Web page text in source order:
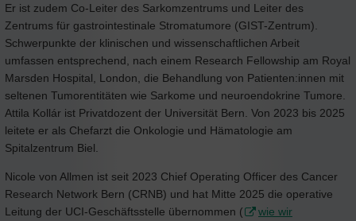
Er ist zudem Co-Leiter des Sarkomzentrums und Leiter des
Zentrums für gastrointestinale Stromatumore (GIST-Zentrum).
Schwerpunkte der klinischen und wissenschaftlichen Arbeit
umfassen entsprechend, nach einem Research Fellowship am Royal
Marsden Hospital, London, die Behandlung von Patienten:innen mit
seltenen Tumorentitäten wie Sarkome und neuroendokrine Tumore.
Attila Kollár ist Privatdozent der Universität Bern. Von 2023 bis 2025
leitete er als Chefarzt die Onkologie und Hämatologie am
Spitalzentrum Biel.
Nicole von Allmen ist seit 2023 Chief Operating Officer des Cancer
Research Network Bern (CRNB) und hat Mitte 2025 die operative
Leitung der UCI-Geschäftsstelle übernommen (
wie wir